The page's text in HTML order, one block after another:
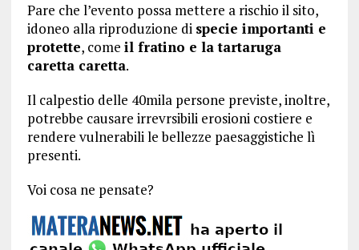
Pare che l’evento possa mettere a rischio il sito,
idoneo alla riproduzione di specie importanti e
protette, come il fratino e la tartaruga
caretta caretta.
Il calpestio delle 40mila persone previste, inoltre,
potrebbe causare irrevrsibili erosioni costiere e
rendere vulnerabili le bellezze paesaggistiche lì
presenti.
Voi cosa ne pensate?